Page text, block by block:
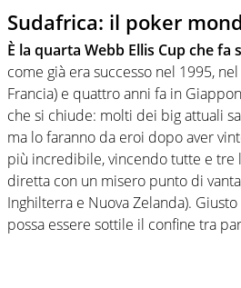
Sudafrica: il poker
È la quarta Webb Ellis Cup che fa
come già era successo nel 1995,
Francia) e quattro anni fa in
che si chiude: molti dei big attuali
ma lo faranno da eroi dopo aver
più incredibile, vincendo tutte e tre
diretta con un misero punto di
Inghilterra e Nuova Zelanda).
possa essere sottile il confine tra